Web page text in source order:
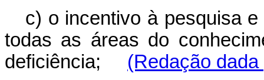
c) o incentivo à pesquisa
todas as áreas do
deficiência; (Redação